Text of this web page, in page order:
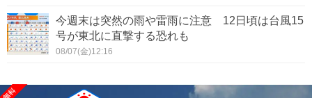
今週末は突然の雨や雷雨に注意 12日頃は台風15
号が東北に直撃する恐れも
08/07(金)12:16